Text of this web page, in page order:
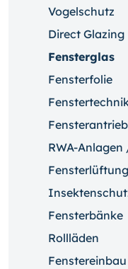
Vogelschutz
Direct Glazing
Fensterglas
Fensterfolie
Fensterantrieb
RWA-Anlagen
Fensterlüftung
Fensterbänke
Rollläden
Fenstereinbau